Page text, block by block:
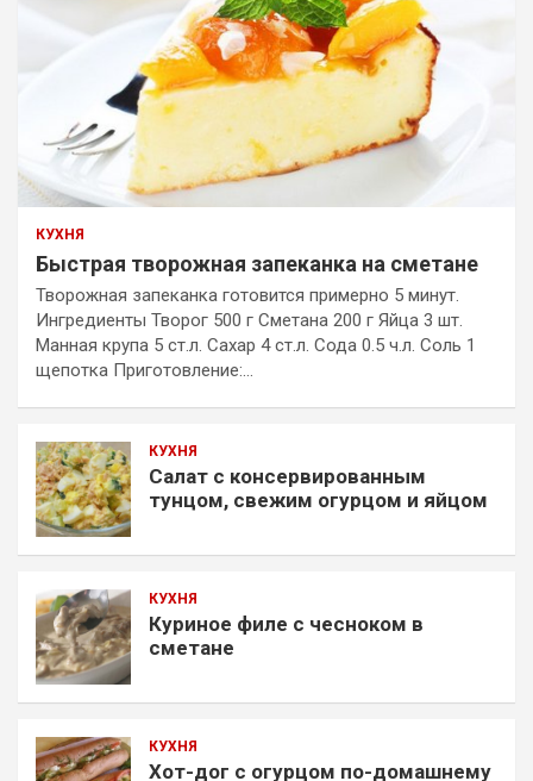
КУХНЯ
Быстрая творожная запеканка на сметане
Творожная запеканка готовится примерно 5 минут.
Ингредиенты Творог 500 г Сметана 200 г Яйца 3 шт.
Манная крупа 5 ст.л. Сахар 4 ст.л. Сода 0.5 ч.л. Соль 1
щепотка Приготовление:…
КУХНЯ
Салат с консервированным
тунцом, свежим огурцом и яйцом
КУХНЯ
Куриное филе с чесноком в
сметане
КУХНЯ
Хот-дог с огурцом по-домашнему